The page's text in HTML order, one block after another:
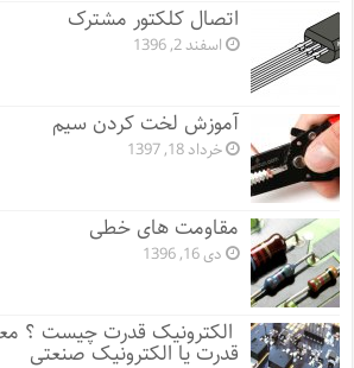
اتصال کلکتور مشترک
اسفند 2, 1396
آموزش لخت کردن سیم
خرداد 18, 1397
مقاومت های خطی
دی 16, 1396
الکترونیک قدرت چیست ؟
قدرت یا الکترونیک صنعتی